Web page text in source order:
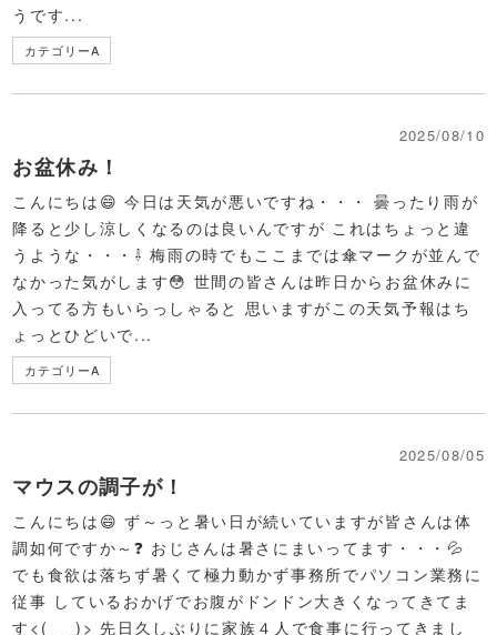
うです...
カテゴリーA
2025/08/10
お盆休み！
こんにちは😄 今日は天気が悪いですね・・・ 曇ったり雨が
降ると少し涼しくなるのは良いんですが これはちょっと違
うような・・・⇩ 梅雨の時でもここまでは傘マークが並んで
なかった気がします😳 世間の皆さんは昨日からお盆休みに
入ってる方もいらっしゃると 思いますがこの天気予報はち
ょっとひどいで...
カテゴリーA
2025/08/05
マウスの調子が！
こんにちは😄 ず～っと暑い日が続いていますが皆さんは体
調如何ですか～❓ おじさんは暑さにまいってます・・・💦
でも食欲は落ちず暑くて極力動かず事務所でパソコン業務に
従事 しているおかげでお腹がドンドン大きくなってきてま
す<(_ _)> 先日久しぶりに家族４人で食事に行ってきまし